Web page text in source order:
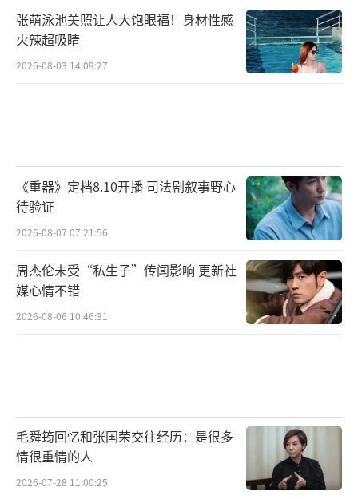
张萌泳池美照让人大饱眼福！身材性感
火辣超吸睛
2026-08-03 14:09:27
《重器》定档8.10开播 司法剧叙事野心
待验证
2026-08-07 07:21:56
周杰伦未受“私生子”传闻影响 更新社
媒心情不错
2026-08-06 10:46:31
毛舜筠回忆和张国荣交往经历：是很多
情很重情的人
2026-07-28 11:00:25